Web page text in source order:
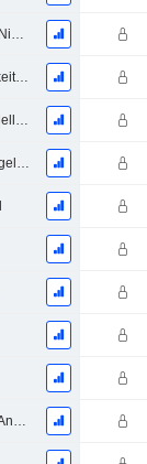
Aufgeschobene Steuerpassiva Nicht-Current - (Modellspezifisch)
Andere langfristige Verbindlichkeiten - (Modellspezifisch)
Gesamtverbindlichkeiten - (Modellspezifisch)
Bevorzugte Aktien, die nicht eingelöst werden können
Umfassendes Einkommen und Anderes - (Vorlagenspezifisch)